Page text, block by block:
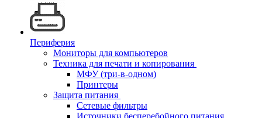
Периферия
Мониторы для компьютеров
Техника для печати и копирования
МФУ (три-в-одном)
Принтеры
Защита питания
Сетевые фильтры
Источники бесперебойного питания